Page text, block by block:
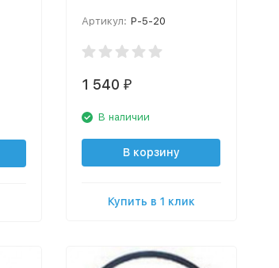
очистки (вспененный
полипропилен)
Артикул: P-5-20
1 540 ₽
В наличии
В корзину
Купить в 1 клик